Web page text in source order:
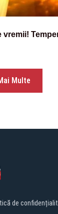
vremii!
Multe
de